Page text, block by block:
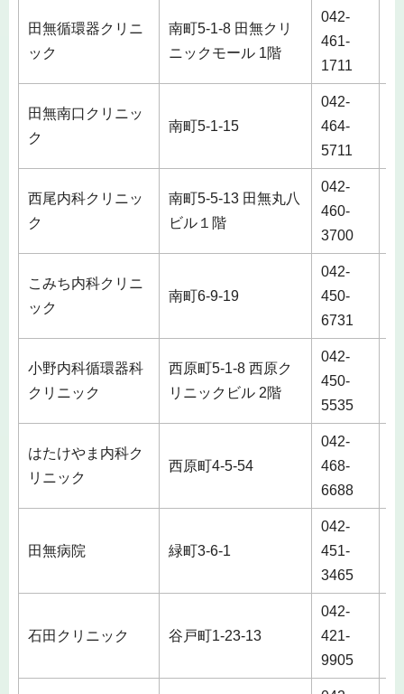
田無循環器クリニ
ック
南町5-1-8 田無クリ
ニックモール 1階
042-
461-
1711
田無南口クリニッ
ク
南町5-1-15
042-
464-
5711
西尾内科クリニッ
ク
南町5-5-13 田無丸八
ビル１階
042-
460-
3700
こみち内科クリニ
ック
南町6-9-19
042-
450-
6731
小野内科循環器科
クリニック
西原町5-1-8 西原ク
リニックビル 2階
042-
450-
5535
はたけやま内科ク
リニック
西原町4-5-54
042-
468-
6688
田無病院 緑町3-6-1
042-
451-
3465
石田クリニック 谷戸町1-23-13
042-
421-
9905